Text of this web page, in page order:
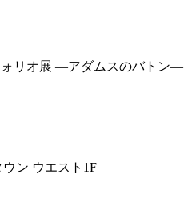
ォリオ展 ―アダムスのバトン―
ウン ウエスト1F